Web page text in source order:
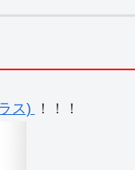
ス) ！！！